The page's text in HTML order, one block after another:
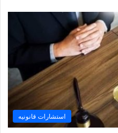
استشارات قانونيه